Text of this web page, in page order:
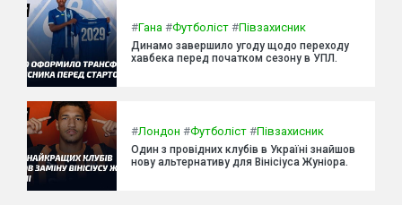
#Гана #Футболіст #Півзахисник
Динамо завершило угоду щодо переходу
хавбека перед початком сезону в УПЛ.
#Лондон #Футболіст #Півзахисник
Один з провідних клубів в Україні знайшов
нову альтернативу для Вінісіуса Жуніора.